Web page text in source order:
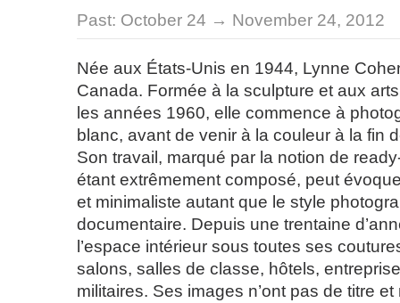
Past: October 24 → November 24, 2012
Née aux États-Unis en 1944, Lynne
Canada. Formée à la sculpture et aux
les années 1960, elle commence à
blanc, avant de venir à la couleur à la fin
Son travail, marqué par la notion de
étant extrêmement composé, peut
et minimaliste autant que le style
documentaire. Depuis une trentaine
l’espace intérieur sous toutes ses
salons, salles de classe, hôtels,
militaires. Ses images n’ont pas de titre